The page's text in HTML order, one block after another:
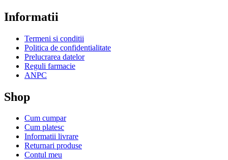
Informatii
Termeni si conditii
Politica de confidentialitate
Prelucrarea datelor
Reguli farmacie
ANPC
Shop
Cum cumpar
Cum platesc
Informatii livrare
Returnari produse
Contul meu